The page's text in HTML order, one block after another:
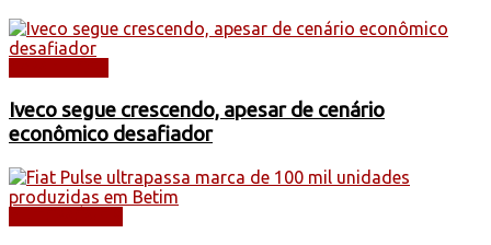
Iveco segue crescendo, apesar de cenário
econômico desafiador